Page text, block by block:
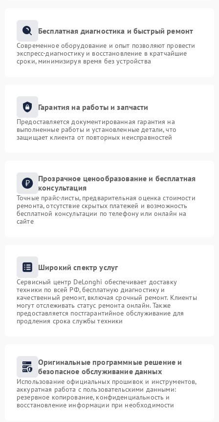
Бесплатная диагностика и быстрый ремонт
Современное оборудование и опыт позволяют провести
экспресс-диагностику и восстановление в кратчайшие
сроки, минимизируя время без устройства
Гарантия на работы и запчасти
Предоставляется документированная гарантия на
выполненные работы и установленные детали, что
защищает клиента от повторных неисправностей
Прозрачное ценообразование и бесплатная
консультация
Точные прайс-листы, предварительная оценка стоимости
ремонта, отсутствие скрытых платежей и возможность
бесплатной консультации по телефону или онлайн на
сайте
Широкий спектр услуг
Сервисный центр DeLonghi обеспечивает доставку
техники по всей РФ, бесплатную диагностику и
качественный ремонт, включая срочный ремонт. Клиенты
могут отслеживать статус ремонта онлайн. Также
предоставляется постгарантийное обслуживание для
продления срока службы техники
Оригинальные программные решение и
безопасное обслуживание данных
Использование официальных прошивок и инструментов,
аккуратная работа с пользовательскими данными:
резервное копирование, конфиденциальность и
восстановление информации при необходимости